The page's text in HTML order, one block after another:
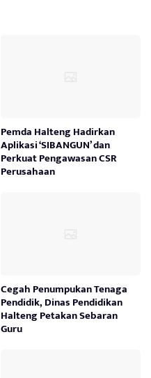
Pemda Halteng Hadirkan
Aplikasi ‘SIBANGUN’ dan
Perkuat Pengawasan CSR
Perusahaan
Cegah Penumpukan Tenaga
Pendidik, Dinas Pendidikan
Halteng Petakan Sebaran
Guru